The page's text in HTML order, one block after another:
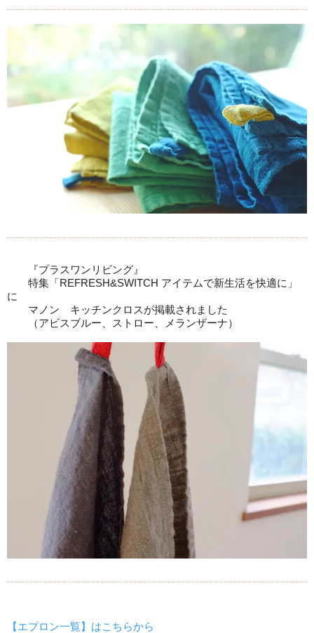
『プラスワンリビング』
特集「REFRESH&SWITCH アイテムで新生活を快適に」
に
マノン キッチンクロスが掲載されました
（アビスブルー、ストロー、メランザーナ）
【エプロン一覧】はこちらから